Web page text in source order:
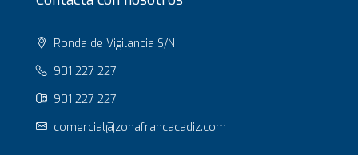
Ronda de Vigilancia S/N
901 227 227
901 227 227
comercial@zonafrancacadiz.com